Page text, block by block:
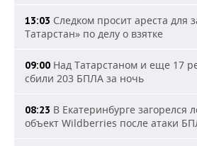
13:03 Следком просит ареста для
Татарстан» по делу о взятке
09:00 Над Татарстаном и еще 17
сбили 203 БПЛА за ночь
08:23 В Екатеринбурге загорелся
объект Wildberries после атаки